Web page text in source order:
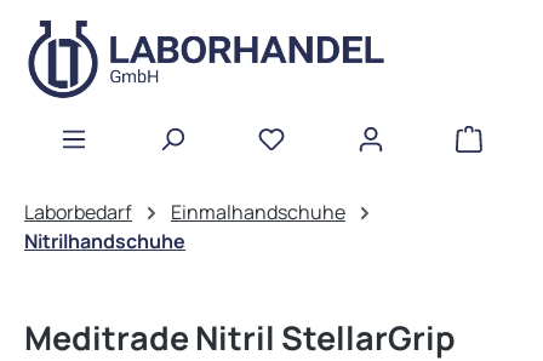
Zum Hauptinhalt springen
Laborbedarf
Einmalhandschuhe
Nitrilhandschuhe
Meditrade Nitril StellarGrip